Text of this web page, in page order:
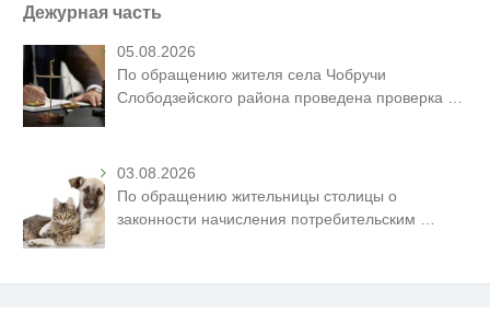
Дежурная часть
05.08.2026
По обращению жителя села Чобручи
Слободзейского района проведена проверка
03.08.2026
По обращению жительницы столицы о
законности начисления потребительским